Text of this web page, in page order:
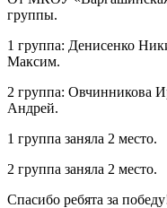
группы.
1 группа: Денисенко
Максим.
2 группа: Овчинникова
Андрей.
1 группа заняла 2 место.
2 группа заняла 2 место.
Спасибо ребята за